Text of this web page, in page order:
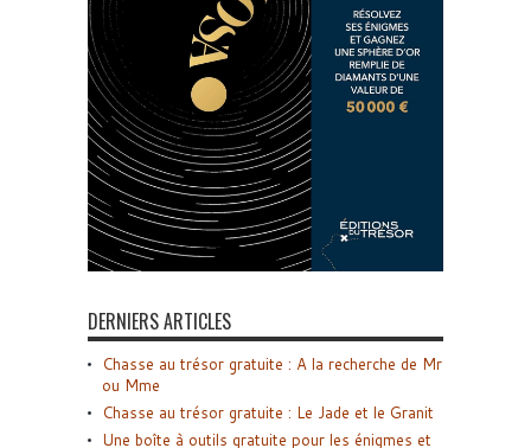
DERNIERS ARTICLES
Chasse au trésor gratuite : A la recherche de Mr
ou Mme
Chasse au trésor gratuite : Le Jade et le Granit
Une boîte à outils gratuite pour les énigmes et